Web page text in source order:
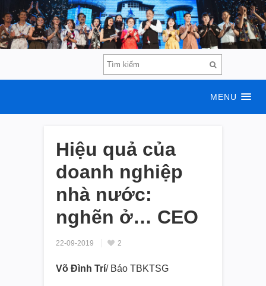
MENU
Hiệu quả của
doanh nghiệp
nhà nước:
nghẽn ở… CEO
22-09-2019 2
Võ Đình Trí/ Báo TBKTSG